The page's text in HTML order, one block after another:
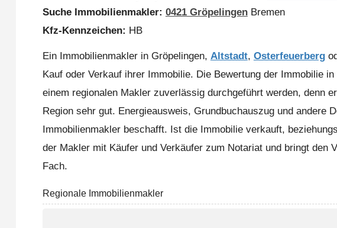
Suche Immobilienmakler: 0421 GröpelingenBremen
Kfz-Kennzeichen: HB
Ein Immobilienmakler in Gröpelingen, Altstadt, Osterfeuerberg
Kauf oder Verkauf ihrer Immobilie. Die Bewertung der Immobilie
einem regionalen Makler zuverlässig durchgeführt werden, denn
Region sehr gut. Energieausweis, Grundbuchauszug und andere
Immobilienmakler beschafft. Ist die Immobilie verkauft,
der Makler mit Käufer und Verkäufer zum Notariat und bringt den
Fach.
Regionale Immobilienmakler